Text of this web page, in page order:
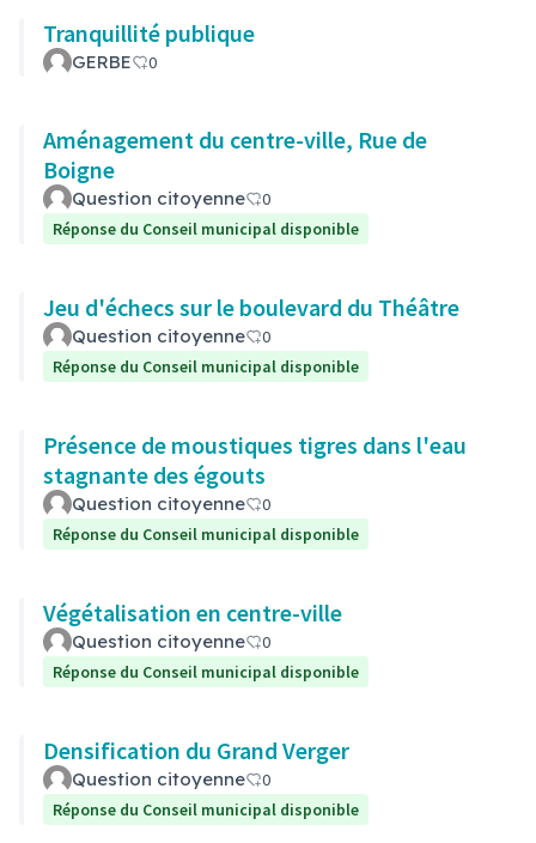
Tranquillité publique
GERBE 0
Aménagement du centre-ville, Rue de
Boigne
Question citoyenne
0
Réponse du Conseil municipal disponible
Jeu d'échecs sur le boulevard du Théâtre
Question citoyenne
0
Réponse du Conseil municipal disponible
Présence de moustiques tigres dans l'eau
stagnante des égouts
Question citoyenne
0
Réponse du Conseil municipal disponible
Végétalisation en centre-ville
Question citoyenne
0
Réponse du Conseil municipal disponible
Densification du Grand Verger
Question citoyenne
0
Réponse du Conseil municipal disponible